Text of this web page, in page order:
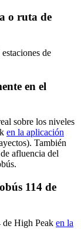
o ruta de
de
en el
sobre los niveles
en la aplicación
También
afluencia del
114 de
de High Peak en la